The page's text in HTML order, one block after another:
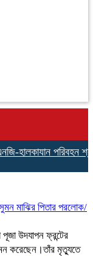
পরিবহন
মাঝির পিতার পরলোক/
উদযাপন ফ্রন্টের
করেছেন।তাঁর মৃত্যুতে